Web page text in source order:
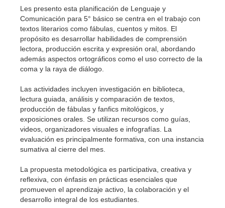
Les presento esta planificación de Lenguaje y
Comunicación para 5° básico se centra en el trabajo con
textos literarios como fábulas, cuentos y mitos. El
propósito es desarrollar habilidades de comprensión
lectora, producción escrita y expresión oral, abordando
además aspectos ortográficos como el uso correcto de la
coma y la raya de diálogo.
Las actividades incluyen investigación en biblioteca,
lectura guiada, análisis y comparación de textos,
producción de fábulas y fanfics mitológicos, y
exposiciones orales. Se utilizan recursos como guías,
videos, organizadores visuales e infografías. La
evaluación es principalmente formativa, con una instancia
sumativa al cierre del mes.
La propuesta metodológica es participativa, creativa y
reflexiva, con énfasis en prácticas esenciales que
promueven el aprendizaje activo, la colaboración y el
desarrollo integral de los estudiantes.